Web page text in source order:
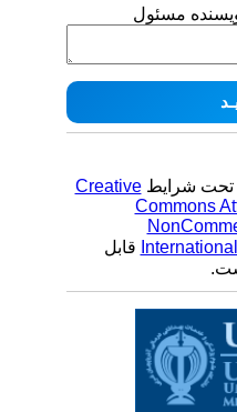
مسئول
تحت شرایطCreative
Commons
قابل